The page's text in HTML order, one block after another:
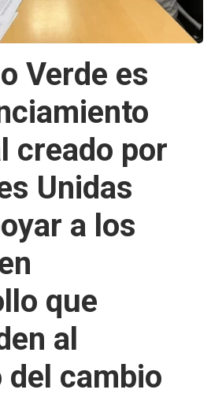
Verde es
creado por
Unidas
a los
que
al
cambio